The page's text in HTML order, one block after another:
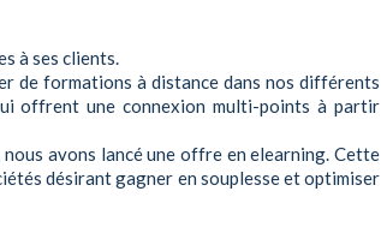
à ses clients.
de formations à distance dans nos différents
offrent une connexion multi-points à partir
avons lancé une offre en elearning. Cette
désirant gagner en souplesse et optimiser